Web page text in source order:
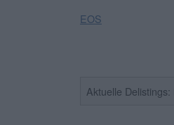
EOS
Aktuelle